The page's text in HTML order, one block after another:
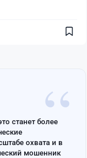
“
станет более
охвата и в
мошенник